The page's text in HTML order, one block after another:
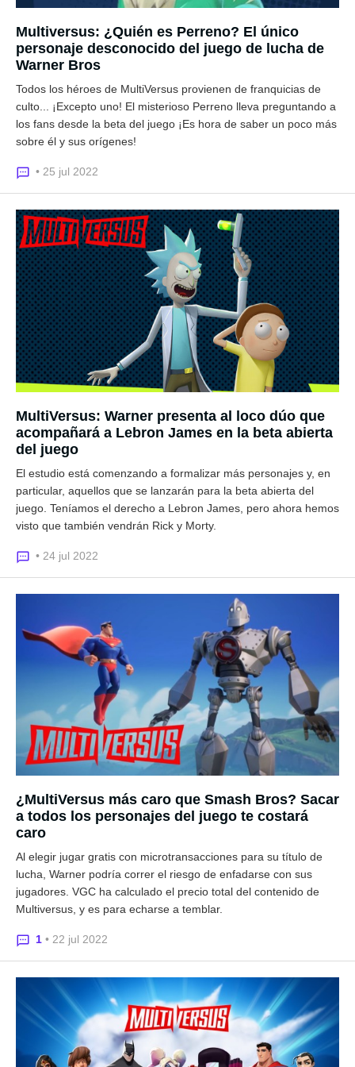
Multiversus: ¿Quién es Perreno? El único
personaje desconocido del juego de lucha de
Warner Bros
Todos los héroes de MultiVersus provienen de franquicias de
culto... ¡Excepto uno! El misterioso Perreno lleva preguntando a
los fans desde la beta del juego ¡Es hora de saber un poco más
sobre él y sus orígenes!
• 25 jul 2022
MultiVersus: Warner presenta al loco dúo que
acompañará a Lebron James en la beta abierta
del juego
El estudio está comenzando a formalizar más personajes y, en
particular, aquellos que se lanzarán para la beta abierta del
juego. Teníamos el derecho a Lebron James, pero ahora hemos
visto que también vendrán Rick y Morty.
• 24 jul 2022
¿MultiVersus más caro que Smash Bros? Sacar
a todos los personajes del juego te costará
caro
Al elegir jugar gratis con microtransacciones para su título de
lucha, Warner podría correr el riesgo de enfadarse con sus
jugadores. VGC ha calculado el precio total del contenido de
Multiversus, y es para echarse a temblar.
1 • 22 jul 2022